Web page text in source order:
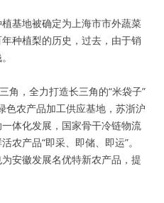
基地被确定为上海市市外蔬菜
种植梨的历史，过去，由于销
角，全力打造长三角的“米袋子”
色农产品加工供应基地，苏浙沪
体化发展，国家骨干冷链物流
农产品“即采、即储、即运”。
安徽发展名优特新农产品，提